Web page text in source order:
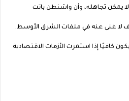
يمكن تجاهله، وأن واشنطن باتت
غنى عنه في ملفات الشرق الأوسط.
كافيًا إذا استمرت الأزمات الاقتصادية